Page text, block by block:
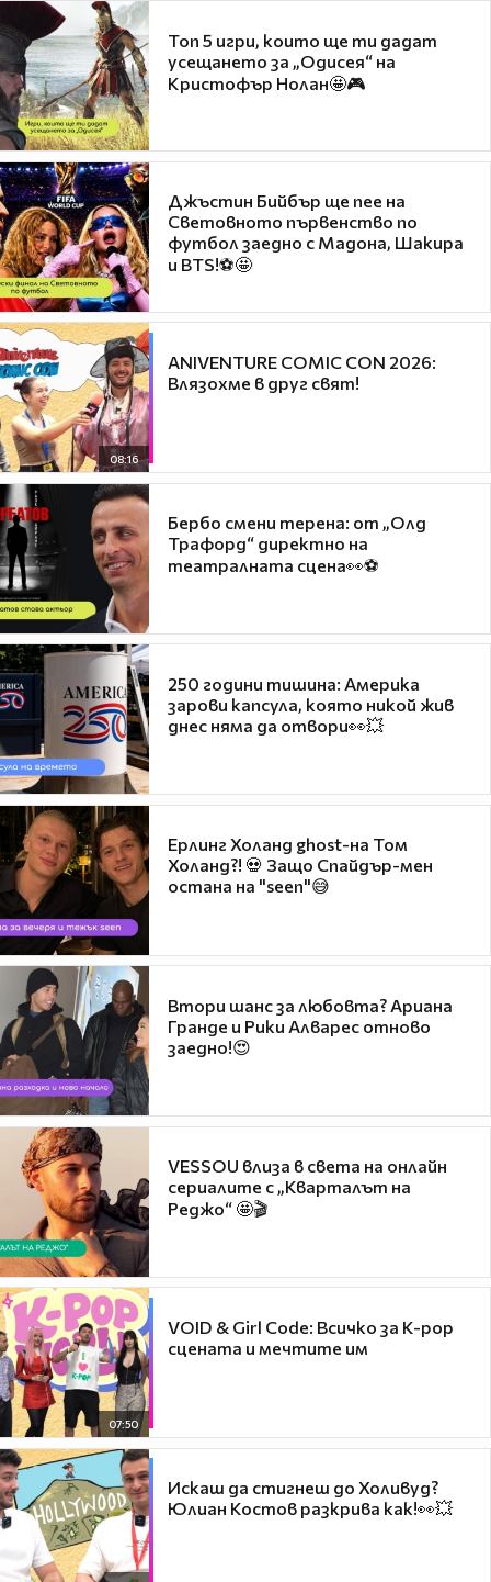
Топ 5 игри, които ще ти дадат
усещането за „Одисея“ на
Кристофър Нолан🤩🎮
Джъстин Бийбър ще пее на
Световното първенство по
футбол заедно с Мадона, Шакира
и BTS!⚽🤩
08:16
ANIVENTURE COMIC CON 2026:
Влязохме в друг свят!
Бербо смени терена: от „Олд
Трафорд“ директно на
театралната сцена👀⚽
250 години тишина: Америка
зарови капсула, която никой жив
днес няма да отвори👀💥
Ерлинг Холанд ghost-на Том
Холанд?! 💀 Защо Спайдър-мен
остана на "seen"😅
Втори шанс за любовта? Ариана
Гранде и Рики Алварес отново
заедно!😍
VESSOU влиза в света на онлайн
сериалите с „Кварталът на
Реджо“ 🤩🎬
07:50
VOID & Girl Code: Всичко за K-pop
сцената и мечтите им
Искаш да стигнеш до Холивуд?
Юлиан Костов разкрива как!👀💥